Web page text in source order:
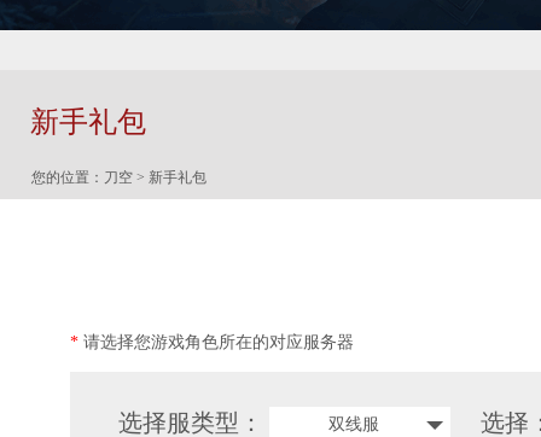
新手礼包
您的位置： 刀空 > 新手礼包
* 请选择您游戏角色所在的对应服务器
选择服类型： 双线服 选择